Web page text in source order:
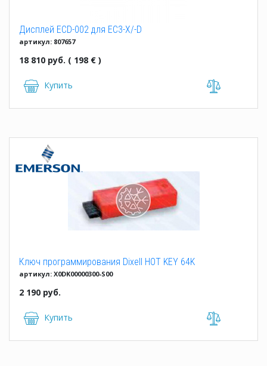
Дисплей ECD-002 для EC3-X/-D
артикул: 807657
18 810 руб. ( 198 € )
Купить
Ключ программирования Dixell HOT KEY 64K
артикул: X0DK00000300-S00
2 190 руб.
Купить